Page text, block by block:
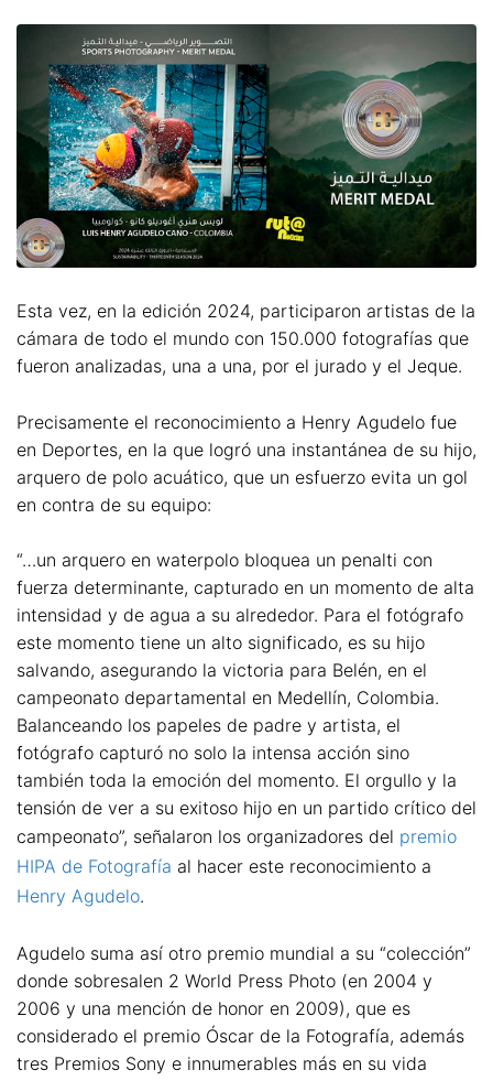
Esta vez, en la edición 2024, participaron artistas de la
cámara de todo el mundo con 150.000 fotografías que
fueron analizadas, una a una, por el jurado y el Jeque.
Precisamente el reconocimiento a Henry Agudelo fue
en Deportes, en la que logró una instantánea de su hijo,
arquero de polo acuático, que un esfuerzo evita un gol
en contra de su equipo:
“…un arquero en waterpolo bloquea un penalti con
fuerza determinante, capturado en un momento de alta
intensidad y de agua a su alrededor. Para el fotógrafo
este momento tiene un alto significado, es su hijo
salvando, asegurando la victoria para Belén, en el
campeonato departamental en Medellín, Colombia.
Balanceando los papeles de padre y artista, el
fotógrafo capturó no solo la intensa acción sino
también toda la emoción del momento. El orgullo y la
tensión de ver a su exitoso hijo en un partido crítico del
campeonato”, señalaron los organizadores del premio
HIPA de Fotografía al hacer este reconocimiento a
Henry Agudelo.
Agudelo suma así otro premio mundial a su “colección”
donde sobresalen 2 World Press Photo (en 2004 y
2006 y una mención de honor en 2009), que es
considerado el premio Óscar de la Fotografía, además
tres Premios Sony e innumerables más en su vida